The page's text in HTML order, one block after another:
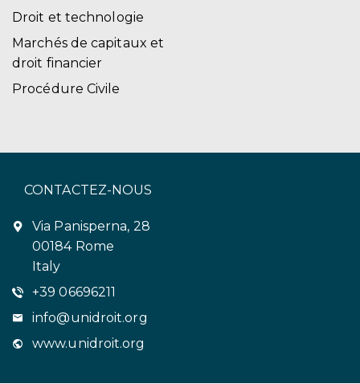
Droit et technologie
Marchés de capitaux et
droit financier
Procédure Civile
CONTACTEZ-NOUS
Via Panisperna, 28
00184 Rome
Italy
+39 06696211
info@unidroit.org
www.unidroit.org